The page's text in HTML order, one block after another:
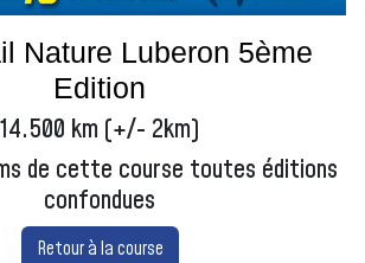
Nature Luberon 5ème
Edition
14.500 km (+/- 2km)
de cette course toutes éditions
confondues
Retour à la course